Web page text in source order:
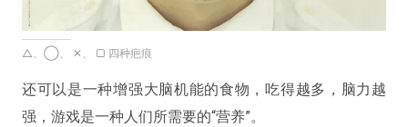
△、◯、 ✕、 ▢ 四种疤痕
还可以是一种增强大脑机能的食物，吃得越多，脑力越
强，游戏是一种人们所需要的“营养”。